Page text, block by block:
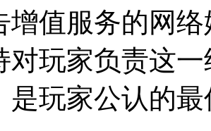
增值服务的网
对玩家负责这
是玩家公认的